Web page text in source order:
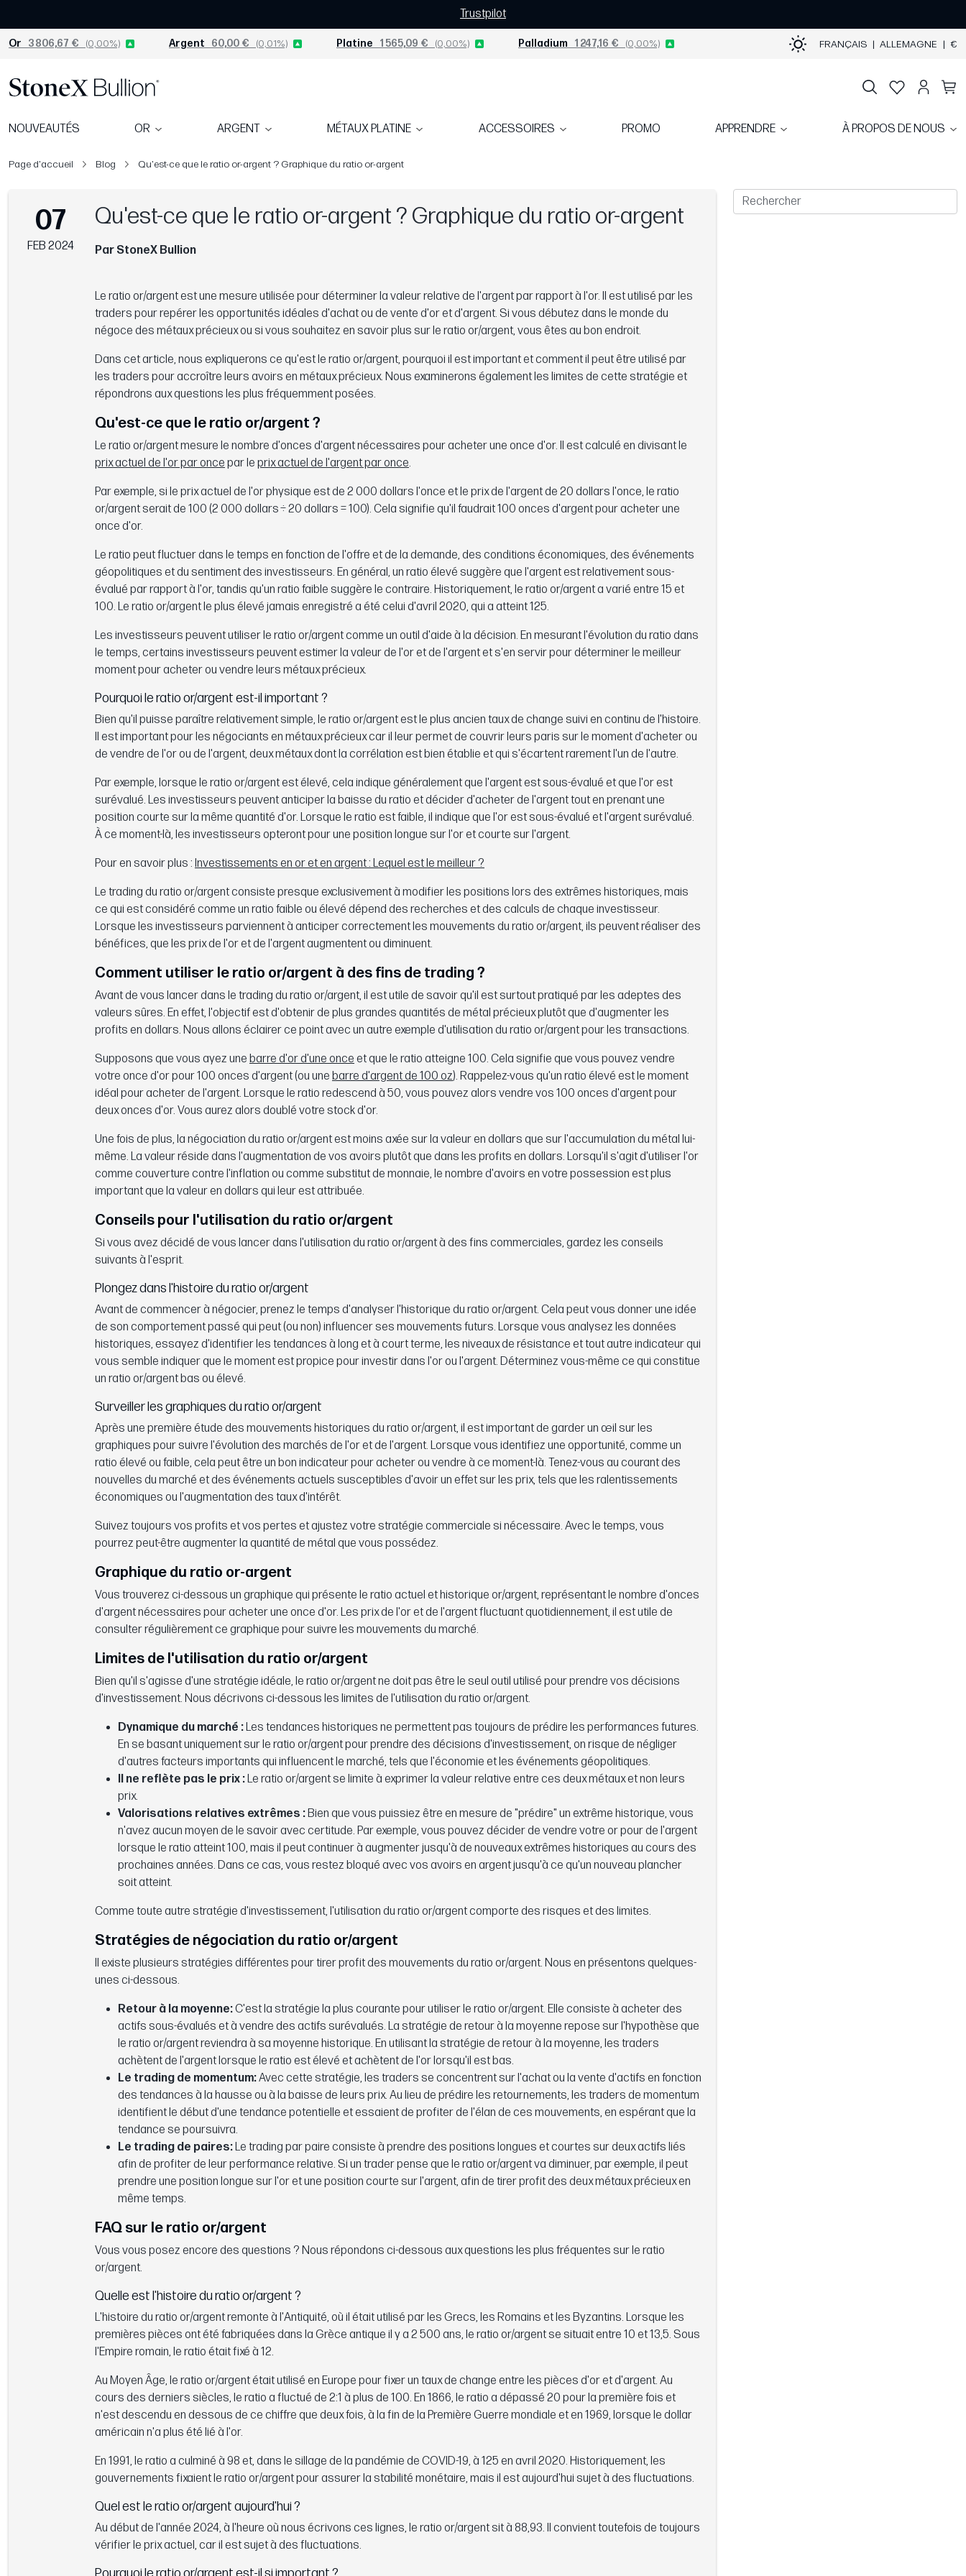
Trustpilot
Or 3 806,67 € (0,00%) Argent 60,00 € (0,01%) Platine 1 565,09 € (0,00%) Palladium 1 247,16 € (0,00%) FRANÇAIS | ALLEMAGNE | €
NOUVEAUTÉS OR ARGENT MÉTAUX PLATINE ACCESSOIRES PROMO APPRENDRE À PROPOS DE NOUS
Page d'accueil Blog Qu'est-ce que le ratio or-argent ? Graphique du ratio or-argent
07
FEB 2024
Qu'est-ce que le ratio or-argent ? Graphique du ratio or-argent
Par StoneX Bullion
Le ratio or/argent est une mesure utilisée pour déterminer la valeur relative de l'argent par rapport à l'or. Il est utilisé par les
traders pour repérer les opportunités idéales d'achat ou de vente d'or et d'argent. Si vous débutez dans le monde du
négoce des métaux précieux ou si vous souhaitez en savoir plus sur le ratio or/argent, vous êtes au bon endroit.
Dans cet article, nous expliquerons ce qu'est le ratio or/argent, pourquoi il est important et comment il peut être utilisé par
les traders pour accroître leurs avoirs en métaux précieux. Nous examinerons également les limites de cette stratégie et
répondrons aux questions les plus fréquemment posées.
Qu'est-ce que le ratio or/argent ?
Le ratio or/argent mesure le nombre d'onces d'argent nécessaires pour acheter une once d'or. Il est calculé en divisant le
prix actuel de l'or par once par le prix actuel de l'argent par once.
Par exemple, si le prix actuel de l'or physique est de 2 000 dollars l'once et le prix de l'argent de 20 dollars l'once, le ratio
or/argent serait de 100 (2 000 dollars ÷ 20 dollars = 100). Cela signifie qu'il faudrait 100 onces d'argent pour acheter une
once d'or.
Le ratio peut fluctuer dans le temps en fonction de l'offre et de la demande, des conditions économiques, des événements
géopolitiques et du sentiment des investisseurs. En général, un ratio élevé suggère que l'argent est relativement sous-
évalué par rapport à l'or, tandis qu'un ratio faible suggère le contraire. Historiquement, le ratio or/argent a varié entre 15 et
100. Le ratio or/argent le plus élevé jamais enregistré a été celui d'avril 2020, qui a atteint 125.
Les investisseurs peuvent utiliser le ratio or/argent comme un outil d'aide à la décision. En mesurant l'évolution du ratio dans
le temps, certains investisseurs peuvent estimer la valeur de l'or et de l'argent et s'en servir pour déterminer le meilleur
moment pour acheter ou vendre leurs métaux précieux.
Pourquoi le ratio or/argent est-il important ?
Bien qu'il puisse paraître relativement simple, le ratio or/argent est le plus ancien taux de change suivi en continu de l'histoire.
Il est important pour les négociants en métaux précieux car il leur permet de couvrir leurs paris sur le moment d'acheter ou
de vendre de l'or ou de l'argent, deux métaux dont la corrélation est bien établie et qui s'écartent rarement l'un de l'autre.
Par exemple, lorsque le ratio or/argent est élevé, cela indique généralement que l'argent est sous-évalué et que l'or est
surévalué. Les investisseurs peuvent anticiper la baisse du ratio et décider d'acheter de l'argent tout en prenant une
position courte sur la même quantité d'or. Lorsque le ratio est faible, il indique que l'or est sous-évalué et l'argent surévalué.
À ce moment-là, les investisseurs opteront pour une position longue sur l'or et courte sur l'argent.
Pour en savoir plus : Investissements en or et en argent : Lequel est le meilleur ?
Le trading du ratio or/argent consiste presque exclusivement à modifier les positions lors des extrêmes historiques, mais
ce qui est considéré comme un ratio faible ou élevé dépend des recherches et des calculs de chaque investisseur.
Lorsque les investisseurs parviennent à anticiper correctement les mouvements du ratio or/argent, ils peuvent réaliser des
bénéfices, que les prix de l'or et de l'argent augmentent ou diminuent.
Comment utiliser le ratio or/argent à des fins de trading ?
Avant de vous lancer dans le trading du ratio or/argent, il est utile de savoir qu'il est surtout pratiqué par les adeptes des
valeurs sûres. En effet, l'objectif est d'obtenir de plus grandes quantités de métal précieux plutôt que d'augmenter les
profits en dollars. Nous allons éclairer ce point avec un autre exemple d'utilisation du ratio or/argent pour les transactions.
Supposons que vous ayez une barre d'or d'une once et que le ratio atteigne 100. Cela signifie que vous pouvez vendre
votre once d'or pour 100 onces d'argent (ou une barre d'argent de 100 oz). Rappelez-vous qu'un ratio élevé est le moment
idéal pour acheter de l'argent. Lorsque le ratio redescend à 50, vous pouvez alors vendre vos 100 onces d'argent pour
deux onces d'or. Vous aurez alors doublé votre stock d'or.
Une fois de plus, la négociation du ratio or/argent est moins axée sur la valeur en dollars que sur l'accumulation du métal lui-
même. La valeur réside dans l'augmentation de vos avoirs plutôt que dans les profits en dollars. Lorsqu'il s'agit d'utiliser l'or
comme couverture contre l'inflation ou comme substitut de monnaie, le nombre d'avoirs en votre possession est plus
important que la valeur en dollars qui leur est attribuée.
Conseils pour l'utilisation du ratio or/argent
Si vous avez décidé de vous lancer dans l'utilisation du ratio or/argent à des fins commerciales, gardez les conseils
suivants à l'esprit.
Plongez dans l'histoire du ratio or/argent
Avant de commencer à négocier, prenez le temps d'analyser l'historique du ratio or/argent. Cela peut vous donner une idée
de son comportement passé qui peut (ou non) influencer ses mouvements futurs. Lorsque vous analysez les données
historiques, essayez d'identifier les tendances à long et à court terme, les niveaux de résistance et tout autre indicateur qui
vous semble indiquer que le moment est propice pour investir dans l'or ou l'argent. Déterminez vous-même ce qui constitue
un ratio or/argent bas ou élevé.
Surveiller les graphiques du ratio or/argent
Après une première étude des mouvements historiques du ratio or/argent, il est important de garder un œil sur les
graphiques pour suivre l'évolution des marchés de l'or et de l'argent. Lorsque vous identifiez une opportunité, comme un
ratio élevé ou faible, cela peut être un bon indicateur pour acheter ou vendre à ce moment-là. Tenez-vous au courant des
nouvelles du marché et des événements actuels susceptibles d'avoir un effet sur les prix, tels que les ralentissements
économiques ou l'augmentation des taux d'intérêt.
Suivez toujours vos profits et vos pertes et ajustez votre stratégie commerciale si nécessaire. Avec le temps, vous
pourrez peut-être augmenter la quantité de métal que vous possédez.
Graphique du ratio or-argent
Vous trouverez ci-dessous un graphique qui présente le ratio actuel et historique or/argent, représentant le nombre d'onces
d'argent nécessaires pour acheter une once d'or. Les prix de l'or et de l'argent fluctuant quotidiennement, il est utile de
consulter régulièrement ce graphique pour suivre les mouvements du marché.
Limites de l'utilisation du ratio or/argent
Bien qu'il s'agisse d'une stratégie idéale, le ratio or/argent ne doit pas être le seul outil utilisé pour prendre vos décisions
d'investissement. Nous décrivons ci-dessous les limites de l'utilisation du ratio or/argent.
Dynamique du marché :Les tendances historiques ne permettent pas toujours de prédire les performances futures.
En se basant uniquement sur le ratio or/argent pour prendre des décisions d'investissement, on risque de négliger
d'autres facteurs importants qui influencent le marché, tels que l'économie et les événements géopolitiques.
Il ne reflète pas le prix :Le ratio or/argent se limite à exprimer la valeur relative entre ces deux métaux et non leurs
prix.
Valorisations relatives extrêmes :Bien que vous puissiez être en mesure de "prédire" un extrême historique, vous
n'avez aucun moyen de le savoir avec certitude. Par exemple, vous pouvez décider de vendre votre or pour de l'argent
lorsque le ratio atteint 100, mais il peut continuer à augmenter jusqu'à de nouveaux extrêmes historiques au cours des
prochaines années. Dans ce cas, vous restez bloqué avec vos avoirs en argent jusqu'à ce qu'un nouveau plancher
soit atteint.
Comme toute autre stratégie d'investissement, l'utilisation du ratio or/argent comporte des risques et des limites.
Stratégies de négociation du ratio or/argent
Il existe plusieurs stratégies différentes pour tirer profit des mouvements du ratio or/argent. Nous en présentons quelques-
unes ci-dessous.
Retour à la moyenne:C'est la stratégie la plus courante pour utiliser le ratio or/argent. Elle consiste à acheter des
actifs sous-évalués et à vendre des actifs surévalués. La stratégie de retour à la moyenne repose sur l'hypothèse que
le ratio or/argent reviendra à sa moyenne historique. En utilisant la stratégie de retour à la moyenne, les traders
achètent de l'argent lorsque le ratio est élevé et achètent de l'or lorsqu'il est bas.
Le trading de momentum:Avec cette stratégie, les traders se concentrent sur l'achat ou la vente d'actifs en fonction
des tendances à la hausse ou à la baisse de leurs prix. Au lieu de prédire les retournements, les traders de momentum
identifient le début d'une tendance potentielle et essaient de profiter de l'élan de ces mouvements, en espérant que la
tendance se poursuivra.
Le trading de paires:Le trading par paire consiste à prendre des positions longues et courtes sur deux actifs liés
afin de profiter de leur performance relative. Si un trader pense que le ratio or/argent va diminuer, par exemple, il peut
prendre une position longue sur l'or et une position courte sur l'argent, afin de tirer profit des deux métaux précieux en
même temps.
FAQ sur le ratio or/argent
Vous vous posez encore des questions ? Nous répondons ci-dessous aux questions les plus fréquentes sur le ratio
or/argent.
Quelle est l'histoire du ratio or/argent ?
L'histoire du ratio or/argent remonte à l'Antiquité, où il était utilisé par les Grecs, les Romains et les Byzantins. Lorsque les
premières pièces ont été fabriquées dans la Grèce antique il y a 2 500 ans, le ratio or/argent se situait entre 10 et 13,5. Sous
l'Empire romain, le ratio était fixé à 12.
Au Moyen Âge, le ratio or/argent était utilisé en Europe pour fixer un taux de change entre les pièces d'or et d'argent. Au
cours des derniers siècles, le ratio a fluctué de 2:1 à plus de 100. En 1866, le ratio a dépassé 20 pour la première fois et
n'est descendu en dessous de ce chiffre que deux fois, à la fin de la Première Guerre mondiale et en 1969, lorsque le dollar
américain n'a plus été lié à l'or.
En 1991, le ratio a culminé à 98 et, dans le sillage de la pandémie de COVID-19, à 125 en avril 2020. Historiquement, les
gouvernements fixaient le ratio or/argent pour assurer la stabilité monétaire, mais il est aujourd'hui sujet à des fluctuations.
Quel est le ratio or/argent aujourd'hui ?
Au début de l'année 2024, à l'heure où nous écrivons ces lignes, le ratio or/argent sit à 88,93. Il convient toutefois de toujours
vérifier le prix actuel, car il est sujet à des fluctuations.